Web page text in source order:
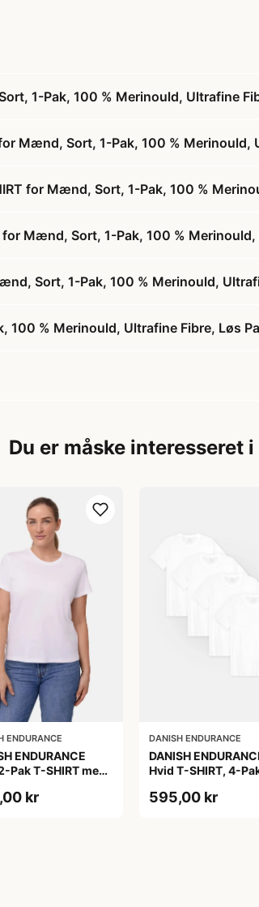
1-Pak, 100 % Merinould, Ultrafine
Mænd, Sort, 1-Pak, 100 % Merinould,
for Mænd, Sort, 1-Pak, 100 %
Mænd, Sort, 1-Pak, 100 %
Sort, 1-Pak, 100 % Merinould,
100 % Merinould, Ultrafine Fibre, Løs
Du er måske interesseret i
ENDURANCE
ENDURANCE
Pak T-SHIRT med
kr
DANISH ENDURANCE
DANISH
Hvid T-SHIRT, 4-
595,00 kr